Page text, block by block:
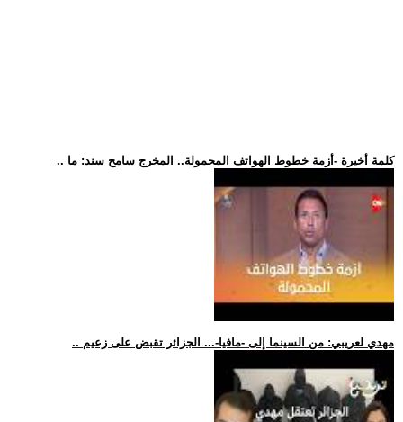
.. كلمة أخيرة -أزمة خطوط الهواتف المحمولة.. المخرج سامح سند: ما
.. مهدي لعريبي: من السينما إلى -مافيا-... الجزائر تقبض على زعيم